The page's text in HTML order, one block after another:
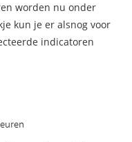
worden nu onder
kun je er alsnog voor
indicatoren